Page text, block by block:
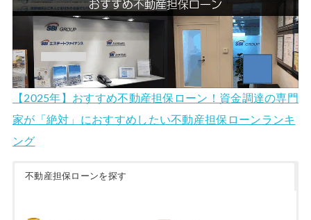
【2025年】おすすめ不動産担保ローン！資金調達の専門
家が「絶対」におすすめしたい不動産担保ローンランキ
ング
不動産担保ローンを探す